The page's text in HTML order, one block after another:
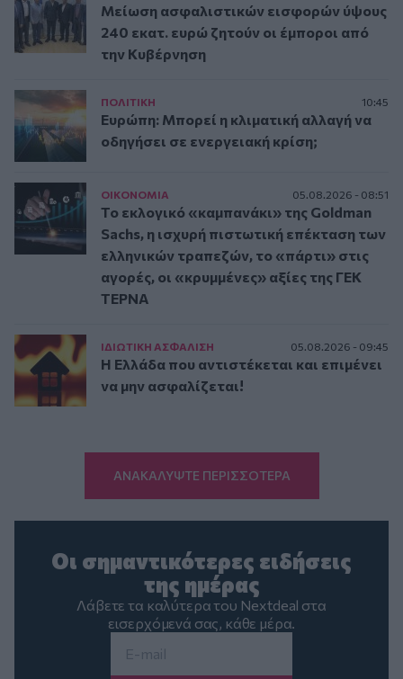
Μείωση ασφαλιστικών εισφορών ύψους
240 εκατ. ευρώ ζητούν οι έμποροι από
την Κυβέρνηση
ΠΟΛΙΤΙΚΗ 10:45
Ευρώπη: Μπορεί η κλιματική αλλαγή να
οδηγήσει σε ενεργειακή κρίση;
ΟΙΚΟΝΟΜΙΑ 05.08.2026 - 08:51
Το εκλογικό «καμπανάκι» της Goldman
Sachs, η ισχυρή πιστωτική επέκταση των
ελληνικών τραπεζών, το «πάρτι» στις
αγορές, οι «κρυμμένες» αξίες της ΓΕΚ
ΤΕΡΝΑ
ΙΔΙΩΤΙΚΗ ΑΣΦAΛΙΣΗ 05.08.2026 - 09:45
Η Ελλάδα που αντιστέκεται και επιμένει
να μην ασφαλίζεται!
ΑΝΑΚΑΛΥΨΤΕ ΠΕΡΙΣΣΟΤΕΡΑ
Οι σημαντικότερες ειδήσεις
της ημέρας
Λάβετε τα καλύτερα του Nextdeal στα
εισερχόμενά σας, κάθε μέρα.